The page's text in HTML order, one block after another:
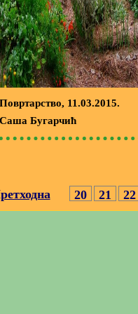
Повртарство, 11.03.2015.
Саша Бугарчић
20 21 22